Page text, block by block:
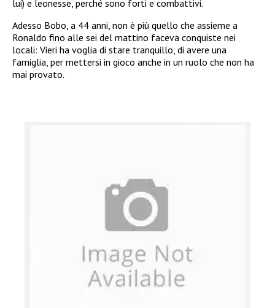
lui) e leonesse, perché sono forti e combattivi.
Adesso Bobo, a 44 anni, non è più quello che assieme a
Ronaldo fino alle sei del mattino faceva conquiste nei
locali: Vieri ha voglia di stare tranquillo, di avere una
famiglia, per mettersi in gioco anche in un ruolo che non ha
mai provato.